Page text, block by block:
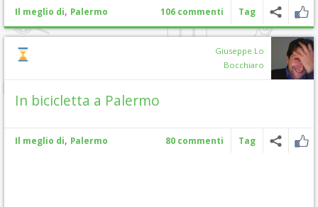
Il meglio di, Palermo 106 commenti Tag
Giuseppe Lo
Bocchiaro
In bicicletta a Palermo
Il meglio di, Palermo 80 commenti Tag